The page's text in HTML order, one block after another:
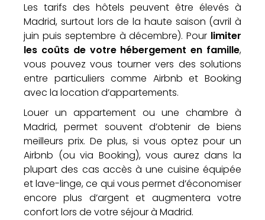
Les tarifs des hôtels peuvent être élevés à
Madrid, surtout lors de la haute saison (avril à
juin puis septembre à décembre). Pour limiter
les coûts de votre hébergement en famille,
vous pouvez vous tourner vers des solutions
entre particuliers comme Airbnb et Booking
avec la location d’appartements.
Louer un appartement ou une chambre à
Madrid, permet souvent d’obtenir de biens
meilleurs prix. De plus, si vous optez pour un
Airbnb (ou via Booking), vous aurez dans la
plupart des cas accès à une cuisine équipée
et lave-linge, ce qui vous permet d’économiser
encore plus d’argent et augmentera votre
confort lors de votre séjour à Madrid.